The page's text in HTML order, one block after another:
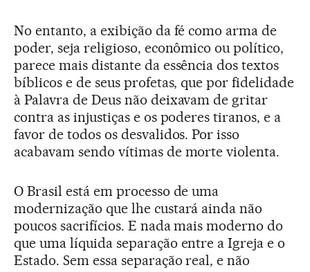
No entanto, a exibição da fé como arma de
poder, seja religioso, econômico ou político,
parece mais distante da essência dos textos
bíblicos e de seus profetas, que por fidelidade
à Palavra de Deus não deixavam de gritar
contra as injustiças e os poderes tiranos, e a
favor de todos os desvalidos. Por isso
acabavam sendo vítimas de morte violenta.
O Brasil está em processo de uma
modernização que lhe custará ainda não
poucos sacrifícios. E nada mais moderno do
que uma líquida separação entre a Igreja e o
Estado. Sem essa separação real, e não